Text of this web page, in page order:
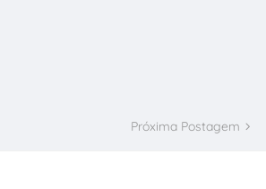
Próxima Postagem